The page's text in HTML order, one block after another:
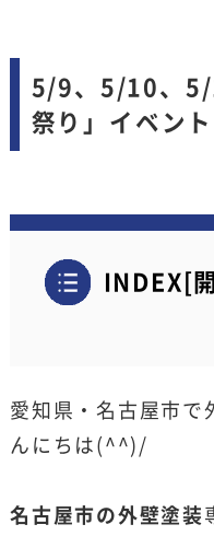
5/9、5/10、
祭り」イベン
INDEX
愛知県・名古屋市で
んにちは(^^)/
名古屋市の外壁塗装